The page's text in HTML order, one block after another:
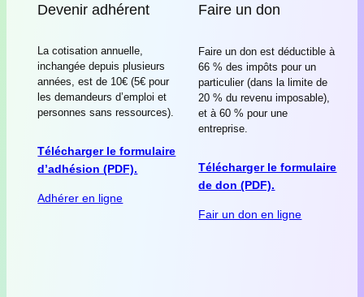
Devenir adhérent
La cotisation annuelle,
inchangée depuis plusieurs
années, est de 10€ (5€ pour
les demandeurs d’emploi et
personnes sans ressources).
Télécharger le formulaire
d’adhésion (PDF).
Adhérer en ligne
Faire un don
Faire un don est déductible à
66 % des impôts pour un
particulier (dans la limite de
20 % du revenu imposable),
et à 60 % pour une
entreprise.
Télécharger le formulaire
de don (PDF).
Fair un don en ligne